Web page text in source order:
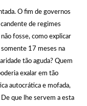
O fim de governos
de regimes
fosse, como explicar
17 meses na
tão aguda? Quem
exalar em tão
autocrática e mofada,
que lhe servem a esta